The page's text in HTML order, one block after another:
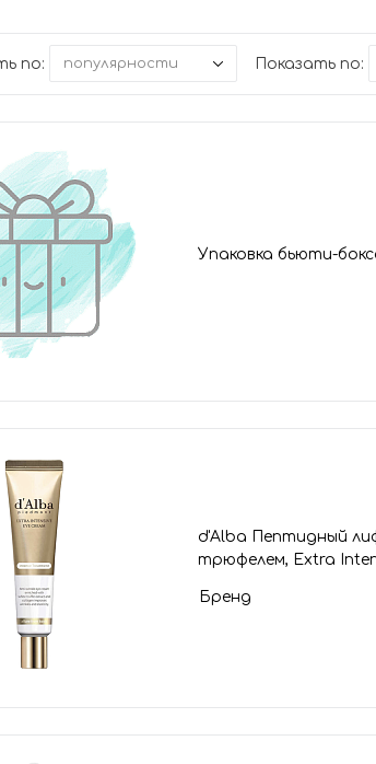
по: популярности Показать по:
Упаковка бьюти-
d'Alba Пептидный
трюфелем, Extra
Бренд